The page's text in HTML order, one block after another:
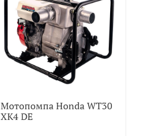
Мотопомпа Honda WT30
XK4 DE